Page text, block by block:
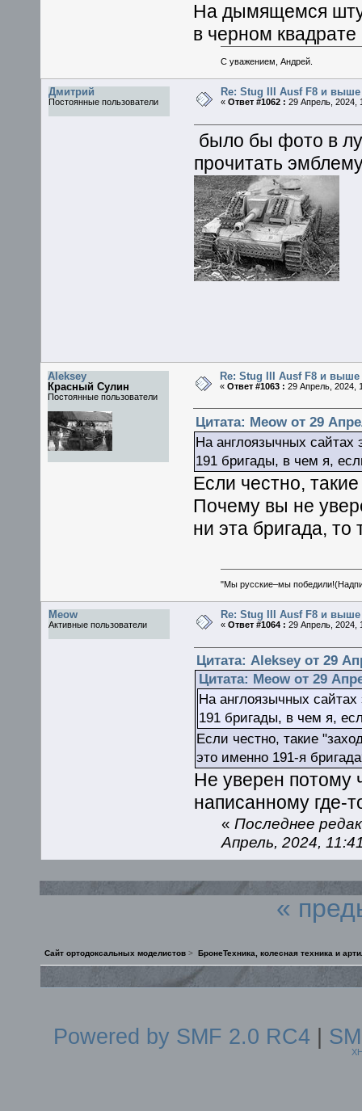
На дымящемся
в черном
С уважением, Андрей.
Дмитрий
Постоянные пользователи
Re: Stug III Ausf F8 и выше
« Ответ #1062 : 29 Апрель, 2024,
было бы фото в
прочитать
Aleksey
Красный Сулин
Постоянные пользователи
Re: Stug III Ausf F8 и выше
« Ответ #1063 : 29 Апрель, 2024,
Цитата: Meow от 29
На англоязычных
191 бригады, в чем я,
Если честно,
Почему вы не
ни эта бригада, то
"Мы русские–мы
Meow
Активные пользователи
Re: Stug III Ausf F8 и выше
« Ответ #1064 : 29 Апрель, 2024,
Цитата: Aleksey от 29
Цитата: Meow от 29
На англоязычных
191 бригады, в чем я,
Если честно, такие
это именно 191-я
Не уверен потому
написанному где-
« Последнее
Апрель, 2024,
«
Сайт ортодоксальных моделистов > БронеТехника, колесная техника и
Powered by SMF 2.0 RC4